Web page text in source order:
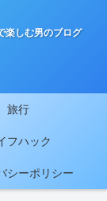
楽しむ男のブログ
旅行
フハック
シーポリシー